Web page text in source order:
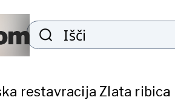
Išči
restavracija Zlata ribica